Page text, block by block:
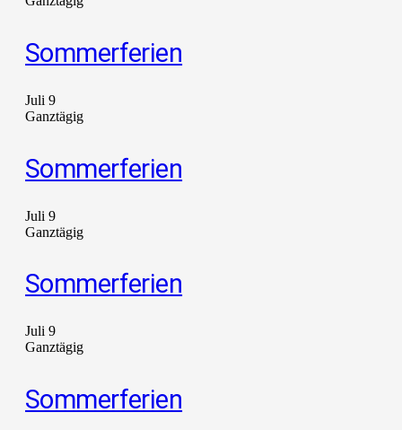
Sommerferien
Juli 9
Ganztägig
Sommerferien
Juli 9
Ganztägig
Sommerferien
Juli 9
Ganztägig
Sommerferien